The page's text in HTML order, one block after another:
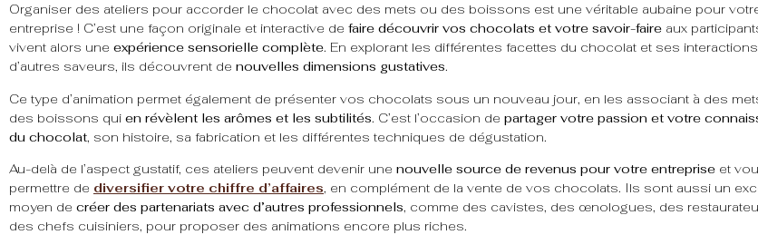
Organiser des ateliers pour accorder le chocolat avec des mets ou des boissons est une véritable aubaine pour
entreprise ! C’est une façon originale et interactive de faire découvrir vos chocolats et votre savoir-faire aux
vivent alors une expérience sensorielle complète. En explorant les différentes facettes du chocolat et ses
d’autres saveurs, ils découvrent de nouvelles dimensions gustatives.
Ce type d’animation permet également de présenter vos chocolats sous un nouveau jour, en les associant à des
des boissons qui en révèlent les arômes et les subtilités. C’est l’occasion de partager votre passion et votre
du chocolat, son histoire, sa fabrication et les différentes techniques de dégustation.
Au-delà de l’aspect gustatif, ces ateliers peuvent devenir une nouvelle source de revenus pour votre entreprise et
permettre de diversifier votre chiffre d’affaires, en complément de la vente de vos chocolats. Ils sont aussi un
moyen de créer des partenariats avec d’autres professionnels, comme des cavistes, des œnologues, des
des chefs cuisiniers, pour proposer des animations encore plus riches.